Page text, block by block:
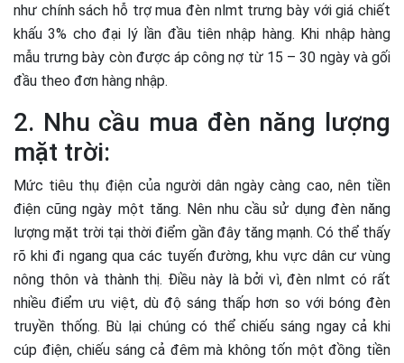
như chính sách hỗ trợ mua đèn nlmt trưng bày với giá chiết
khấu 3% cho đại lý lần đầu tiên nhập hàng. Khi nhập hàng
mẫu trưng bày còn được áp công nợ từ 15 – 30 ngày và gối
đầu theo đơn hàng nhập.
2. Nhu cầu mua đèn năng lượng
mặt trời:
Mức tiêu thụ điện của người dân ngày càng cao, nên tiền
điện cũng ngày một tăng. Nên nhu cầu sử dụng đèn năng
lượng mặt trời tại thời điểm gần đây tăng mạnh. Có thể thấy
rõ khi đi ngang qua các tuyến đường, khu vực dân cư vùng
nông thôn và thành thị. Điều này là bởi vì, đèn nlmt có rất
nhiều điểm ưu việt, dù độ sáng thấp hơn so với bóng đèn
truyền thống. Bù lại chúng có thể chiếu sáng ngay cả khi
cúp điện, chiếu sáng cả đêm mà không tốn một đồng tiền